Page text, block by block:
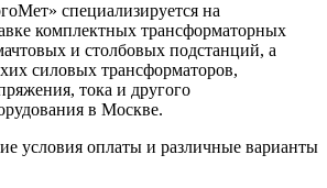
специализируется на
комплектных трансформаторных
и столбовых подстанций, а
силовых трансформаторов,
тока и другого
в Москве.
условия оплаты и различные варианты